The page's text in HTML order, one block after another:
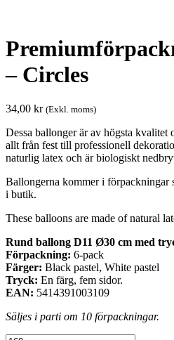
– Circles
34,00 kr (Exkl. moms)
Dessa ballonger är av högsta kvalitet
allt från fest till professionell
naturlig latex och är biologiskt
Ballongerna kommer i förpackningar
i butik.
These balloons are made of natural
Rund ballong D11 Ø30 cm med
Förpackning: 6-pack
Färger: Black pastel, White pastel
Tryck: En färg, fem sidor.
EAN: 5414391003109
Säljes i parti om 10 förpackningar.